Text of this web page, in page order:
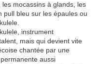
mocassins à glands, les
pull bleu sur les épaules ou
instrument
mais qui devient vite
chantée par une
aussi